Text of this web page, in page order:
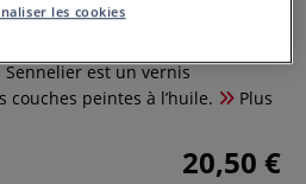
est un vernis
peintes à l’huile.
Plus
20,50 €
les cookies